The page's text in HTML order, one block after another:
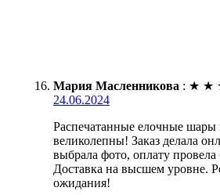
Мария Масленникова : ★ ★
24.06.2024
Распечатанные елочные шары
великолепны! Заказ делала
выбрала фото, оплату провела
Доставка на высшем уровне.
ожидания!